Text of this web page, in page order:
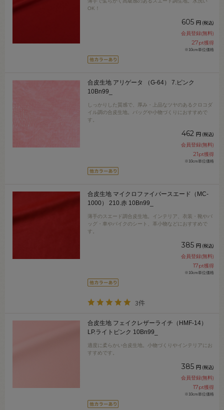
OK！
605 円 (税込)
会員登録(無料)
27pt獲得
※10cm単位価格
合皮生地 アリゲータ （G-64） 7.ピンク
10Bn99_
しっかりした質感で、厚み・上品なツヤのあるクロコダ
イル調の合皮生地。バッグや小物づくりにおすすめで
す。
462 円 (税込)
会員登録(無料)
21pt獲得
※10cm単位価格
合皮生地 マイクロファイバースエード（MC-
1000） 210.赤 10Bn99_
薄手のスエード調合皮生地。インテリア、衣装・靴やバ
ッグ・車やバイクのシート、革小物などにおすすめで
す。
385 円 (税込)
会員登録(無料)
17pt獲得
※10cm単位価格
3件
合皮生地 フェイクレザーライチ（HMF-14）
LP.ライトピンク 10Bn99_
適度に柔らかい合皮生地。小物づくりやインテリアにお
すすめです。
385 円 (税込)
会員登録(無料)
17pt獲得
※10cm単位価格